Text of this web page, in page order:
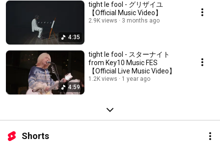
4:35
tight le fool - グリザイユ
【Official Music Video】
2.9K views 3 months ago
4:59
tight le fool - スターナイト
from Key10 Music FES
【Official Live Music Video】
1.2K views 1 year ago
Shorts